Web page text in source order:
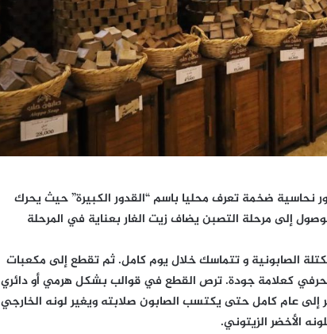
نحاسية ضخمة تعرف محليا باسم “القدور الكبيرة” حيث يحرك
إلى مرحلة التصبن يضاف زيت الغار بعناية في المرحلة
الصابونية و تتماسك خلال يوم كامل. ثم تقطع إلى مكعبات
كعلامة جودة. ترص القطع في قوالب بشكل هرمي أو دائري
عام كامل حتى يكتسب الصابون صلابته ويغير لونه الخارجي
الأخضر الزيتوني.